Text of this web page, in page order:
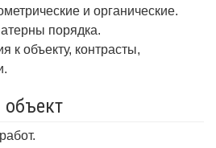
и органические.
порядка.
к объекту, контрасты,